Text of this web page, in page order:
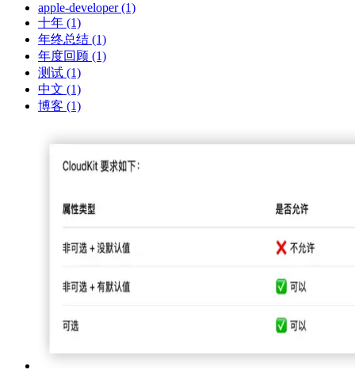
apple-developer (1)
十年 (1)
年终总结 (1)
年度回顾 (1)
测试 (1)
中文 (1)
博客 (1)